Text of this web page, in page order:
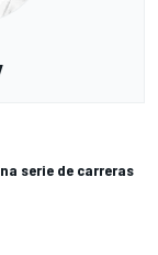
serie de carreras